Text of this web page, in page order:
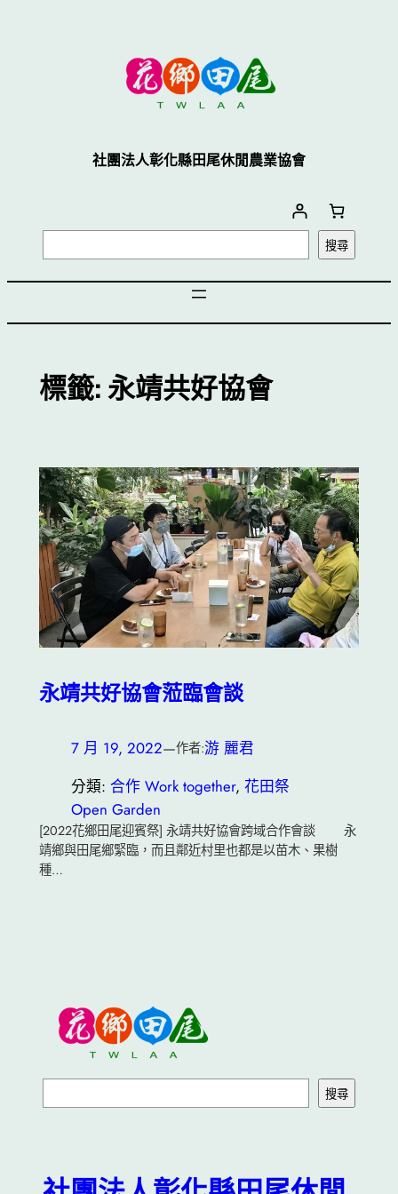
社團法人彰化縣田尾休閒農業協會
尋
搜尋
標籤: 永靖共好協會
永靖共好協會蒞臨會談
7 月 19, 2022—作者:游 麗君
分類: 合作 Work together, 花田祭
Open Garden
[2022花鄉田尾迎賓祭] 永靖共好協會跨域合作會談 永
靖鄉與田尾鄉緊臨，而且鄰近村里也都是以苗木、果樹
種…
尋
搜尋